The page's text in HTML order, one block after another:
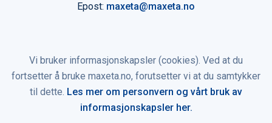
Epost: maxeta@maxeta.no
Vi bruker informasjonskapsler (cookies). Ved at du
fortsetter å bruke maxeta.no, forutsetter vi at du samtykker
til dette. Les mer om personvern og vårt bruk av
informasjonskapsler her.